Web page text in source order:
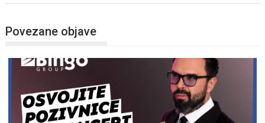
Povezane objave